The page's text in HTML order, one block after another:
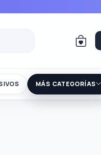
MÁS CATEGORÍAS